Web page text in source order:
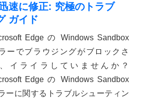
速に修正: 究極のトラブ
ガイド
Edge の Windows Sandbox
ーでブラウジングがブロックさ
イライラしていませんか？
Edge の Windows Sandbox
ーに関するトラブルシューティン